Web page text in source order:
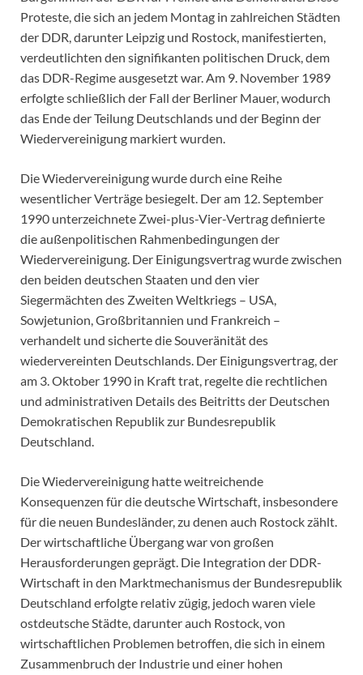
Proteste, die sich an jedem Montag in zahlreichen Städten
der DDR, darunter Leipzig und Rostock, manifestierten,
verdeutlichten den signifikanten politischen Druck, dem
das DDR-Regime ausgesetzt war. Am 9. November 1989
erfolgte schließlich der Fall der Berliner Mauer, wodurch
das Ende der Teilung Deutschlands und der Beginn der
Wiedervereinigung markiert wurden.
Die Wiedervereinigung wurde durch eine Reihe
wesentlicher Verträge besiegelt. Der am 12. September
1990 unterzeichnete Zwei-plus-Vier-Vertrag definierte
die außenpolitischen Rahmenbedingungen der
Wiedervereinigung. Der Einigungsvertrag wurde zwischen
den beiden deutschen Staaten und den vier
Siegermächten des Zweiten Weltkriegs – USA,
Sowjetunion, Großbritannien und Frankreich –
verhandelt und sicherte die Souveränität des
wiedervereinten Deutschlands. Der Einigungsvertrag, der
am 3. Oktober 1990 in Kraft trat, regelte die rechtlichen
und administrativen Details des Beitritts der Deutschen
Demokratischen Republik zur Bundesrepublik
Deutschland.
Die Wiedervereinigung hatte weitreichende
Konsequenzen für die deutsche Wirtschaft, insbesondere
für die neuen Bundesländer, zu denen auch Rostock zählt.
Der wirtschaftliche Übergang war von großen
Herausforderungen geprägt. Die Integration der DDR-
Wirtschaft in den Marktmechanismus der Bundesrepublik
Deutschland erfolgte relativ zügig, jedoch waren viele
ostdeutsche Städte, darunter auch Rostock, von
wirtschaftlichen Problemen betroffen, die sich in einem
Zusammenbruch der Industrie und einer hohen